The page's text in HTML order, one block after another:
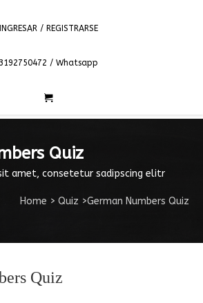
INGRESAR / REGISTRARSE
3192750472 / Whatsapp
Quiz
amet, consetetur sadipscing elitr
Home > Quiz >German Numbers Quiz
Quiz